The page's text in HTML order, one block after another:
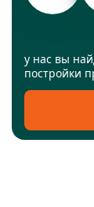
у нас вы
постройки